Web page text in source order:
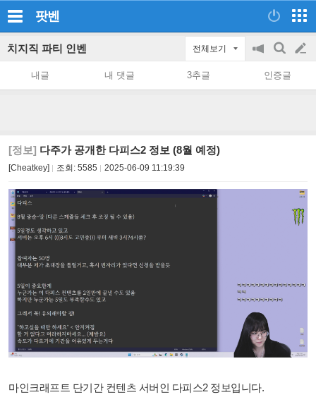
팟벤
치지직 파티 인벤 전체보기
공
on/off
검
색
글
쓰
내글 내 댓글 3추글 인증글
[정보] 다주가 공개한 다피스2 정보 (8월 예정)
[Cheatkey] 조회: 5585 2025-06-09 11:19:39
마인크래프트 단기간 컨텐츠 서버인 다피스2 정보입니다.